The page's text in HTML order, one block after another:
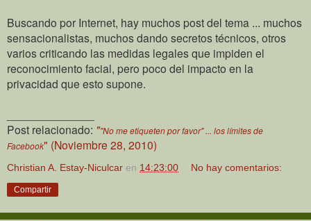
Buscando por Internet, hay muchos post del tema ... muchos
sensacionalistas, muchos dando secretos técnicos, otros
varios criticando las medidas legales que impiden el
reconocimiento facial, pero poco del impacto en la
privacidad que esto supone.
Post relacionado: ""No me etiqueten por favor" ... los límites de
Facebook" (Noviembre 28, 2010)
Christian A. Estay-Niculcar en 14:23:00 No hay comentarios:
Compartir